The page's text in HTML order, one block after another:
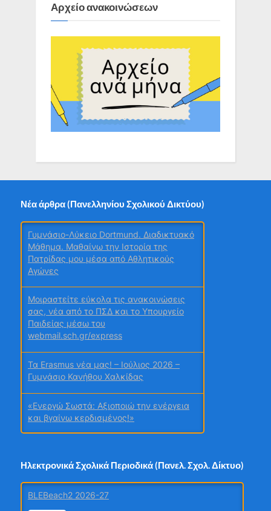
Αρχείο ανακοινώσεων
Νέα άρθρα (Πανελληνίου Σχολικού Δικτύου)
Γυμνάσιο-Λύκειο Dortmund. Διαδικτυακό
Μάθημα. Μαθαίνω την Ιστορία της
Πατρίδας μου μέσα από Αθλητικούς
Αγώνες
Μοιραστείτε εύκολα τις ανακοινώσεις
σας, νέα από το ΠΣΔ και το Υπουργείο
Παιδείας μέσω του
webmail.sch.gr/express
Τα Erasmus νέα μας! – Ιούλιος 2026 –
Γυμνάσιο Κανήθου Χαλκίδας
«Ενεργώ Σωστά: Αξιοποιώ την ενέργεια
και βγαίνω κερδισμένος!»
Ταξίδι γνώσης και συμπερίληψης στη
Βιέννη για εκπαιδευτικούς του 6ου
Ηλεκτρονικά Σχολικά Περιοδικά (Πανελ. Σχολ. Δίκτυο)
BLEBeach2 2026-27